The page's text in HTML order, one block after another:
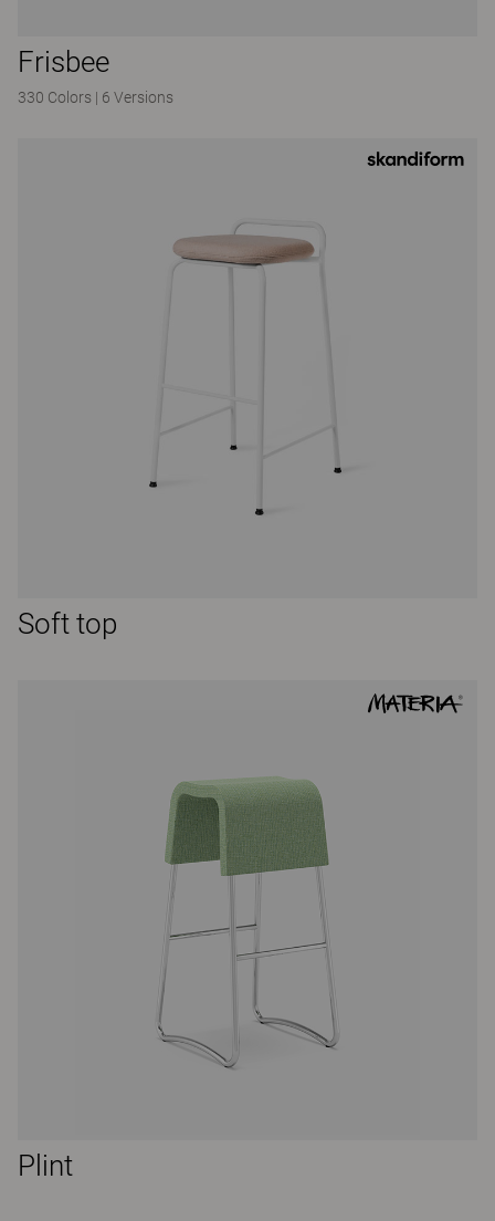
Frisbee
330 Colors | 6 Versions
Soft top
Plint